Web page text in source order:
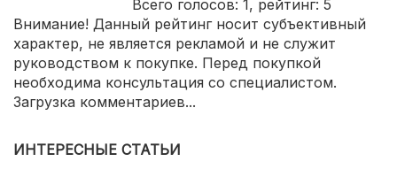
Всего голосов: 1, рейтинг: 5
Внимание! Данный рейтинг носит субъективный
характер, не является рекламой и не служит
руководством к покупке. Перед покупкой
необходима консультация со специалистом.
Загрузка комментариев...
ИНТЕРЕСНЫЕ СТАТЬИ